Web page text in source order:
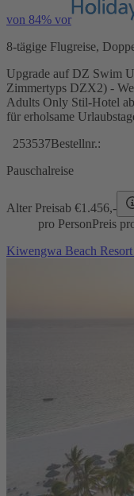
von 84% vor
8-tägige Flugreise,
Upgrade auf DZ Swim
Zimmertyps DZX2) -
Adults Only Stil-Hotel
für erholsame
253537Bestellnr.:
Pauschalreise
Alter Preisab €1.456,-
pro PersonPreis
Kiwengwa Beach